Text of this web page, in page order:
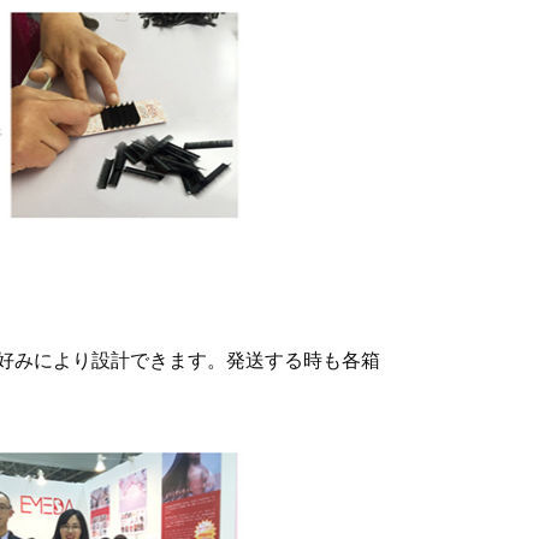
により設計できます。発送する時も各箱